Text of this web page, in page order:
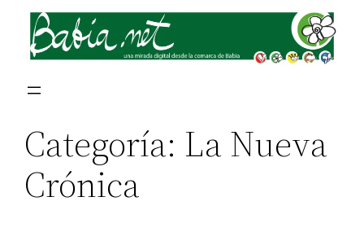
Saltar
contenido
Categoría: La Nueva
Crónica